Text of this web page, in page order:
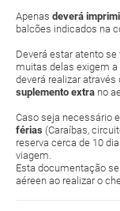
Apenas deverá
balcões indicados na
Deverá estar atento
muitas delas exigem
deverá realizar
suplemento extra no
Caso seja necessário
férias (Caraíbas,
reserva cerca de 10
viagem.
Esta documentação
aéreen ao realizar o